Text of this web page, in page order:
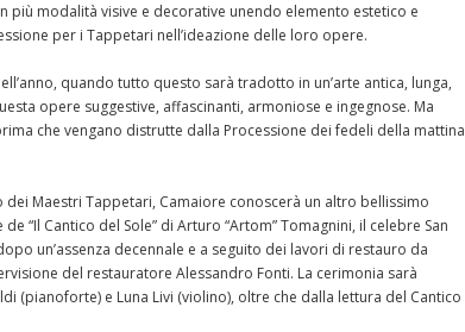
più modalità visive e decorative unendo elemento estetico e
per i Tappetari nell’ideazione delle loro opere.
quando tutto questo sarà tradotto in un’arte antica, lunga,
opere suggestive, affascinanti, armoniose e ingegnose. Ma
che vengano distrutte dalla Processione dei fedeli della mattina
Maestri Tappetari, Camaiore conoscerà un altro bellissimo
“Il Cantico del Sole” di Arturo “Artom” Tomagnini, il celebre San
un’assenza decennale e a seguito dei lavori di restauro da
del restauratore Alessandro Fonti. La cerimonia sarà
(pianoforte) e Luna Livi (violino), oltre che dalla lettura del Cantico